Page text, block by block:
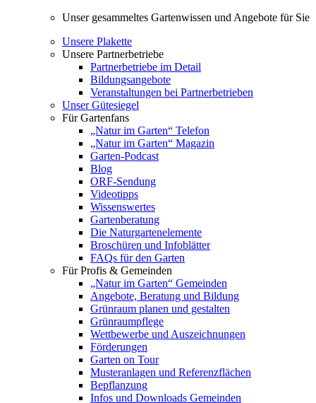
Unser gesammeltes Gartenwissen und Angebote für Sie
Unsere Plakette
Unsere Partnerbetriebe
Partnerbetriebe im Detail
Bildungsangebote
Veranstaltungen bei Partnerbetrieben
Unser Gütesiegel
Für Gartenfans
„Natur im Garten“ Telefon
„Natur im Garten“ Magazin
Garten-Podcast
Blog
ORF-Sendung
Videotipps
Wissenswertes
Gartenberatung
Die Naturgartenelemente
Broschüren und Infoblätter
FAQs für den Garten
Für Profis & Gemeinden
„Natur im Garten“ Gemeinden
Angebote, Beratung und Bildung
Grünraum planen und gestalten
Grünraumpflege
Wettbewerbe und Auszeichnungen
Förderungen
Garten on Tour
Musteranlagen und Referenzflächen
Bepflanzung
Infos und Downloads Gemeinden